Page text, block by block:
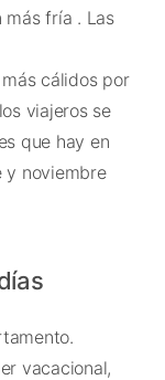
más fría . Las
cálidos por
viajeros se
que hay en
y noviembre
vacacional,